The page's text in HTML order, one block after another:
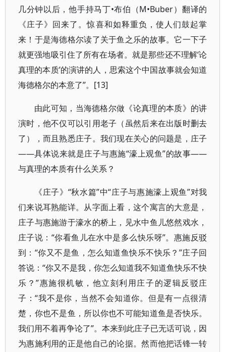
几分钟以后，他手持马丁•布伯（M•Buber）翻译的
《庄子》回来了。惊喜和如释重负，使人们鼓起掌
来！于是海德格尔读了关于鱼之乐的故事。它一下子
就更强地吸引住了所有在场者。就是那些还不理解‘论
真理的本质’的演讲的人，思索这个中国故事就会知道
海德格尔的本意了”。[13]
由此可知，当海德格尔做《论真理的本质》的讲
演时，他不仅可以引用老子（虽然后来在出版时删去
了），而且熟悉庄子。我们现在关心的问题是，庄子
――具体说来就是庄子与惠施“濠上观鱼”的故事――
与真理的本质有什么关系？
《庄子》“秋水篇”中“庄子与惠施濠上观鱼”对我
们来说耳熟能详。从字面上看，这个寓言的大意是，
庄子与惠施游于濠水的桥上，见水中鱼儿悠然戏水，
庄子说：“你看鱼儿在水中是多么快乐呀”。惠施反驳
到：“你又不是鱼，怎么知道鱼快乐不快乐？”庄子回
答说：“你又不是我，你怎么知道我不知道鱼快乐不快
乐？”惠施很机敏，他立刻利用庄子的逻辑反驳庄
子：“我不是你，当然不会知道你。但是有一点很清
楚，你也不是鱼，所以你也不可能知道鱼是否快乐。
我们用不着再争论了”。本来到此庄子已无话可说，因
为惠施利用的正是他自己的论据。然而他把话锋一转